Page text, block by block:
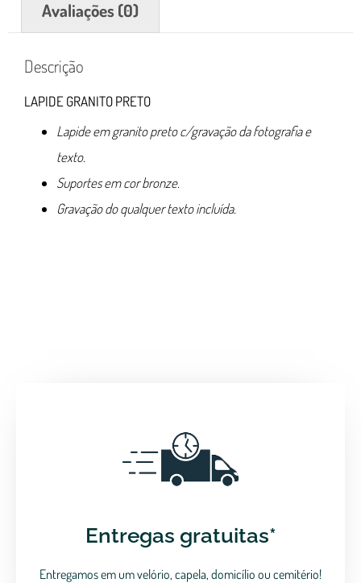
Avaliações (0)
Descrição
LAPIDE GRANITO PRETO
Lapide em granito preto c/gravação da fotografia e
texto.
Suportes em cor bronze.
Gravação do qualquer texto incluída.
Entregas gratuitas*
Entregamos em um velório, capela, domicílio ou cemitério!